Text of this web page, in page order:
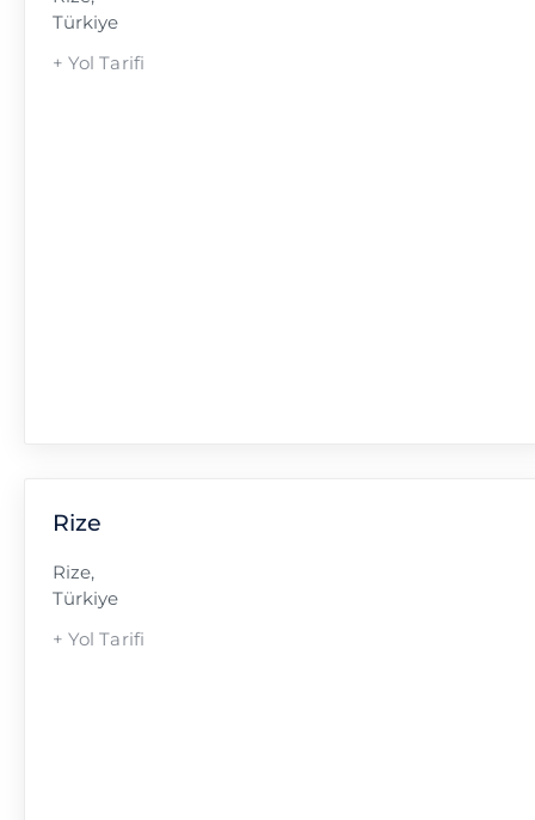
Türkiye
+ Yol Tarifi
Rize
Rize,
Türkiye
+ Yol Tarifi